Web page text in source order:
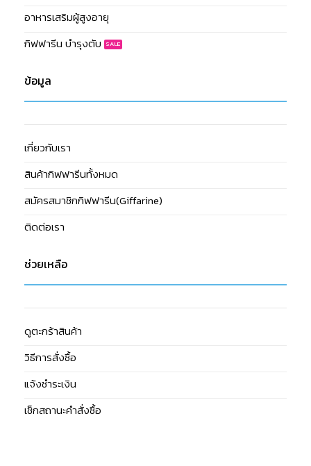
อาหารเสริมผู้สูงอายุ
กิฟฟารีน บำรุงตับ
ข้อมูล
เกี่ยวกับเรา
สินค้ากิฟฟารีนทั้งหมด
สมัครสมาชิกกิฟฟารีน(Giffarine)
ติดต่อเรา
ช่วยเหลือ
ดูตะกร้าสินค้า
วิธีการสั่งซื้อ
แจ้งชำระเงิน
เช็กสถานะคำสั่งซื้อ